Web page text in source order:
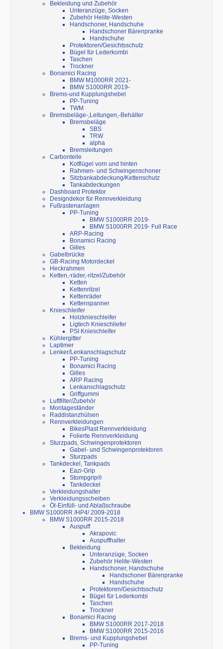
Bekleidung und Zubehör
Unteranzüge, Socken
Zubehör Helite-Westen
Handschoner, Handschuhe
Handschoner Bärenpranke
Handschuhe
Protektoren/Gesichtsschutz
Bügel für Lederkombi
Taschen
Trockner
Bonamici Racing
BMW M1000RR 2021-
BMW S1000RR 2019-
Brems-und Kupplungshebel
PP-Tuning
TWM
Bremsbeläge-,Leitungen,-Behälter
Bremsbeläge
SBS
TRW
alpha
Bremsleitungen
Carbonteile
Kotflügel vorn und hinten
Rahmen- und Schwingenschoner
Sitzbankabdeckung/Kettenschutz
Tankabdeckungen
Dashboard Protektor
Designdekor für Rennverkleidung
Fußrastenanlagen
PP-Tuning
BMW S1000RR 2019-
BMW S1000RR 2019- Full Race
ARP-Racing
Bonamici Racing
Gilles
Gabelbrücke
GB-Racing Motordeckel
Heckrahmen
Ketten,-räder,-ritzel/Zubehör
Ketten
Kettenritzel
Kettenräder
Kettenspanner
Knieschleifer
Holzknieschleifer
Ligtech Knieschliefer
PSI Knieschleifer
Kühlergitter
Laptimer
Lenker/Lenkanschlagschutz
PP-Tuning
Bonamici Racing
Gilles
ARP Racing
Lenkanschlagschutz
Griffgummi
Luftfilter/Zubehör
Montageständer
Raddistanzhülsen
Rennverkleidungen
BikesPlast Rennverkleidung
Folierte Rennverkleidung
Sturzpads, Schwingenprotektoren
Gabel- und Schwingenprotektoren
Sturzpads
Tankdeckel, Tankpads
Eazi-Grip
Stompgrip®
Tankdeckel
Verkleidungshalter
Verkleidungsscheiben
Öl-Einfüll- und Ablaßschraube
BMW S1000RR /HP4/ 2009-2018
BMW S1000RR 2015-2018
Auspuff
Akrapovic
Auspuffhalter
Bekleidung
Unteranzüge, Socken
Zubehör Helite-Westen
Handschoner, Handschuhe
Handschoner Bärenpranke
Handschuhe
Protektoren/Gesichtsschutz
Bügel für Lederkombi
Taschen
Trockner
Bonamici Racing
BMW S1000RR 2017-2018
BMW S1000RR 2015-2016
Brems- und Kupplungshebel
PP-Tuning